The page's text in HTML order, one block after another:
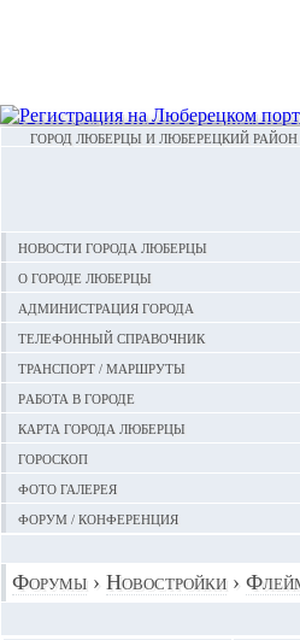
ГОРОД ЛЮБЕРЦЫ И ЛЮБЕРЕЦКИЙ РАЙОН
Новости города Люберцы
О городе Люберцы
Администрация города
Телефонный справочник
Транспорт / маршруты
Работа в городе
Карта города Люберцы
Гороскоп
Фото галерея
Форум / конференция
Форумы › Новостройки ›